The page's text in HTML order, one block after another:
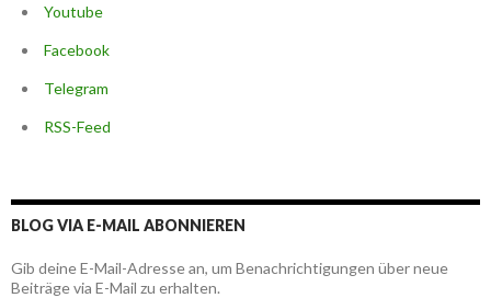
Youtube
Facebook
Telegram
RSS-Feed
BLOG VIA E-MAIL ABONNIEREN
Gib deine E-Mail-Adresse an, um Benachrichtigungen über neue
Beiträge via E-Mail zu erhalten.